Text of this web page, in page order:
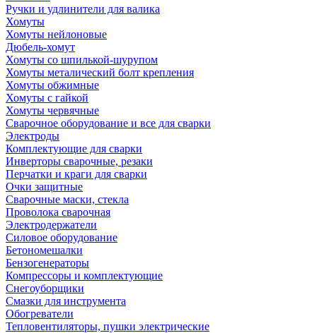
Ручки и удлинители для валика
Хомуты
Хомуты нейлоновые
Дюбель-хомут
Хомуты со шпилькой-шурупом
Хомуты металический болт крепления
Хомуты обжимные
Хомуты с гайкой
Хомуты червячные
Сварочное оборудование и все для сварки
Электроды
Комплектующие для сварки
Инверторы сварочные, резаки
Перчатки и краги для сварки
Очки защитные
Сварочные маски, стекла
Проволока сварочная
Электродержатели
Силовое оборудование
Бетономешалки
Бензогенераторы
Компрессоры и комплектующие
Снегоуборщики
Смазки для инструмента
Обогреватели
Тепловентиляторы, пушки электрические